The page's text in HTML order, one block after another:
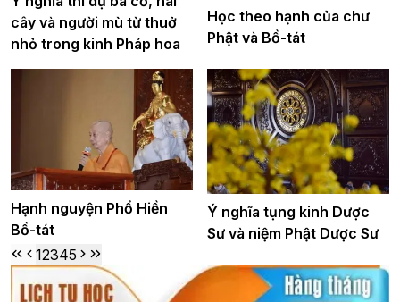
cây và người mù từ thuở
nhỏ trong kinh Pháp hoa
Học theo hạnh của chư
Phật và Bồ-tát
Hạnh nguyện Phổ Hiền
Bồ-tát
Ý nghĩa tụng kinh Dược
Sư và niệm Phật Dược Sư
12345